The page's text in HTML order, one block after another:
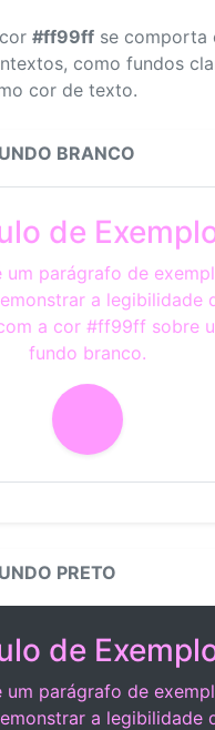
#ff99ff se comporta
como fundos
cor de texto.
BRANCO
de
um parágrafo de
a legibilidade
a cor #ff99ff sobre
fundo branco.
PRETO
de
um parágrafo de
a legibilidade